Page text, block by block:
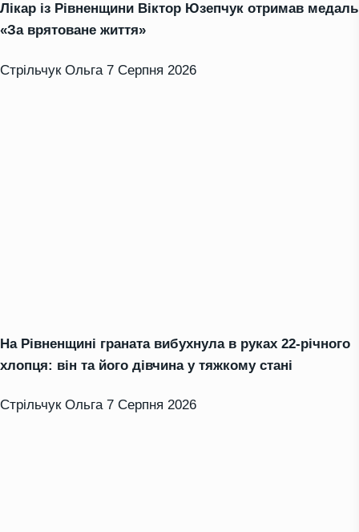
Лікар із Рівненщини Віктор Юзепчук отримав медаль
«За врятоване життя»
Стрільчук Ольга 7 Серпня 2026
На Рівненщині граната вибухнула в руках 22-річного
хлопця: він та його дівчина у тяжкому стані
Стрільчук Ольга 7 Серпня 2026